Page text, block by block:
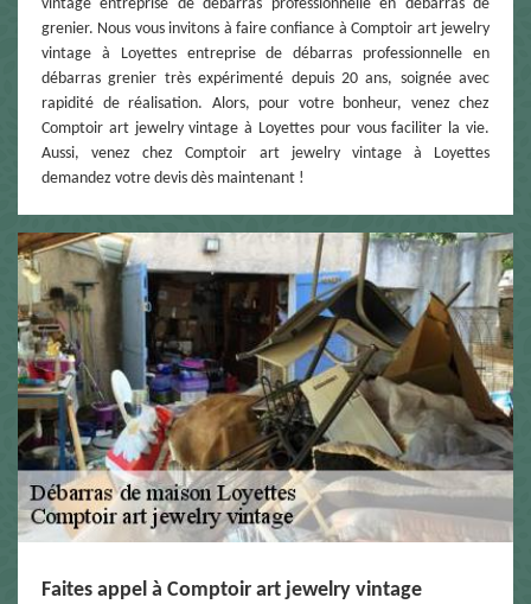
vintage entreprise de débarras professionnelle en débarras de
grenier. Nous vous invitons à faire confiance à Comptoir art jewelry
vintage à Loyettes entreprise de débarras professionnelle en
débarras grenier très expérimenté depuis 20 ans, soignée avec
rapidité de réalisation. Alors, pour votre bonheur, venez chez
Comptoir art jewelry vintage à Loyettes pour vous faciliter la vie.
Aussi, venez chez Comptoir art jewelry vintage à Loyettes
demandez votre devis dès maintenant !
Faites appel à Comptoir art jewelry vintage